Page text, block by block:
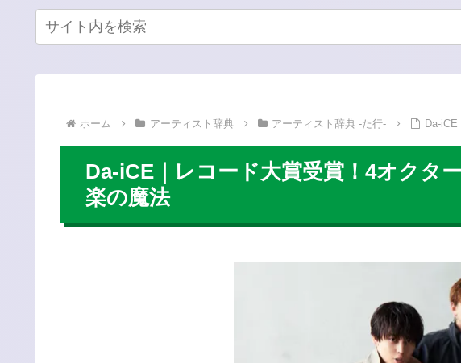
ペースで」
ホーム アーティスト辞典 アーティスト辞典 -た行- Da-
Da-iCE｜レコード大賞受賞！4オクタ
楽の魔法